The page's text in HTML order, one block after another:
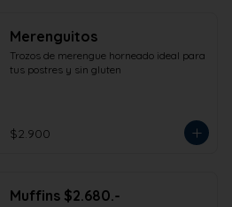
Merenguitos
Trozos de merengue horneado ideal para
tus postres y sin gluten
$2.900
Muffins $2.680.-